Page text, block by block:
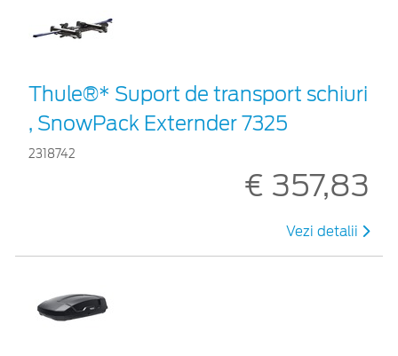
Thule®* Suport de transport schiuri
, SnowPack Externder 7325
2318742
€ 357,83
Vezi detalii